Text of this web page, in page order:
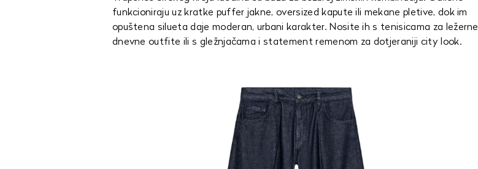
funkcioniraju uz kratke puffer jakne, oversized kapute ili mekane pletive, dok im
opuštena silueta daje moderan, urbani karakter. Nosite ih s tenisicama za ležerne
dnevne outfite ili s gležnjačama i statement remenom za dotjeraniji city look.